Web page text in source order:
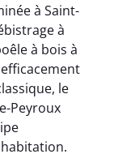
à Saint-
à
à bois à
le
Peyroux